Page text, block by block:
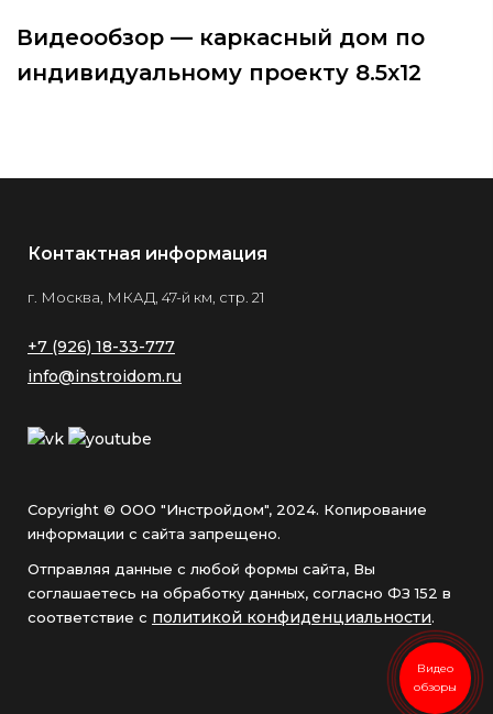
Видеообзор — каркасный дом по
индивидуальному проекту 8.5х12
Контактная информация
г. Москва, МКАД, 47-й км, стр. 21
+7 (926) 18-33-777
info@instroidom.ru
Copyright © ООО "Инстройдом", 2024. Копирование
информации с сайта запрещено.
Отправляя данные с любой формы сайта, Вы
соглашаетесь на обработку данных, согласно ФЗ 152 в
соответствие с политикой конфиденциальности.
Видео
обзоры